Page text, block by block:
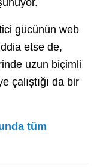
gücünün web
etse de,
uzun biçimli
çalıştığı da bir
tüm